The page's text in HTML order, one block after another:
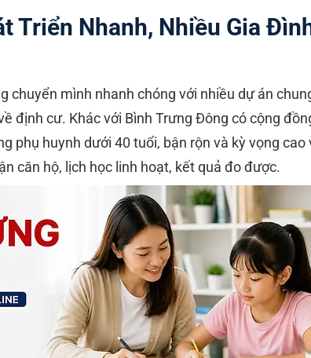
Triển Nhanh, Nhiều Gia
chuyển mình nhanh chóng với nhiều dự án
định cư. Khác với Bình Trưng Đông có cộng
phụ huynh dưới 40 tuổi, bận rộn và kỳ vọng
căn hộ, lịch học linh hoạt, kết quả đo được.